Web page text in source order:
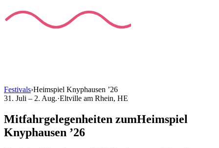
Festivals›Heimspiel Knyphausen ’26
31. Juli – 2. Aug.·Eltville am Rhein, HE
Mitfahrgelegenheiten zumHeimspiel
Knyphausen ’26